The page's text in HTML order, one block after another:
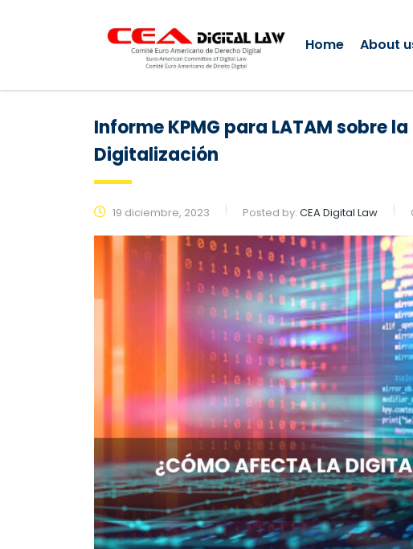
Home About
Informe KPMG para LATAM sobre
Digitalización
19 diciembre, 2023 Posted by: CEA Digital Law